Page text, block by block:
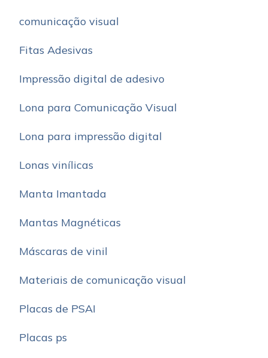
comunicação visual
Fitas Adesivas
Impressão digital de adesivo
Lona para Comunicação Visual
Lona para impressão digital
Lonas vinílicas
Manta Imantada
Mantas Magnéticas
Máscaras de vinil
Materiais de comunicação visual
Placas de PSAI
Placas ps